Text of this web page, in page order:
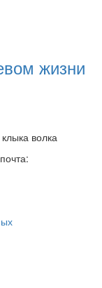
жизни
волка